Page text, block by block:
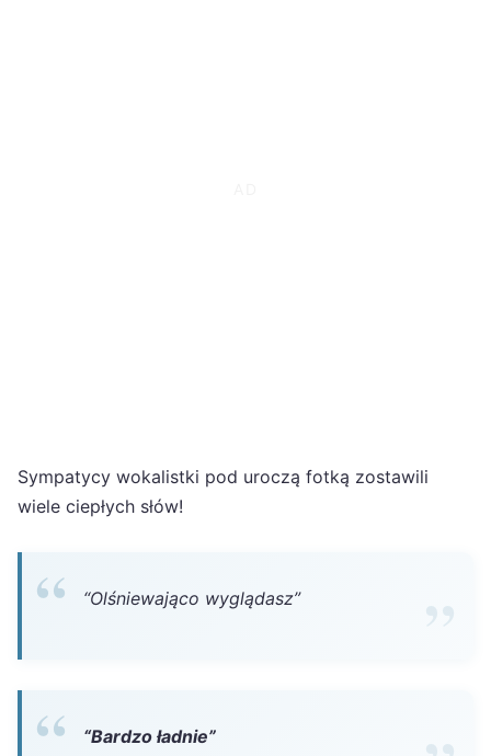
Sympatycy wokalistki pod uroczą fotką zostawili
wiele ciepłych słów!
“Olśniewająco wyglądasz”
“Bardzo ładnie”